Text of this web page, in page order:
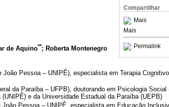
Compartilhar
Mais
Mais
Permalink
de Aquino**; Roberta Montenegro
Pessoa – UNIPÊ), especialista em Terapia
da Paraíba – UFPB), doutorando em Psicologia Social
e da Universidade Estadual da Paraíba (UEPB)
Pessoa – UNIPÊ, especialista em Educação